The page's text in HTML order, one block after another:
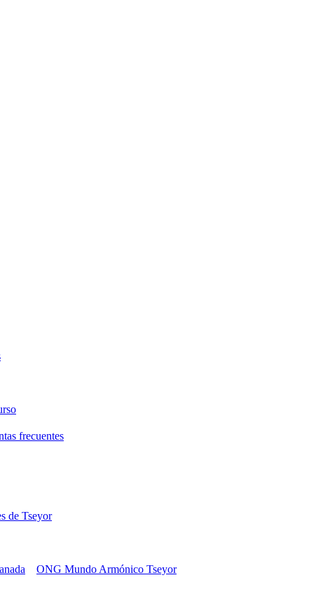
frecuentes
de Tseyor
ONG Mundo Armónico Tseyor